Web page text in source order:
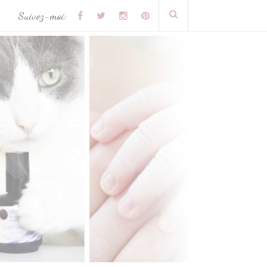
Suivez-moi: